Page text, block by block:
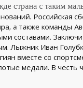
страна с таким
Российская
а также команды
составами.
Лыжник Иван
вместе со
медали. В